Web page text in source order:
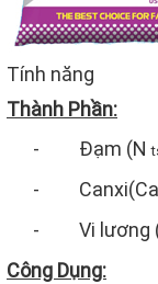
Tính năng
Thành Phần:
-
Đạm (N
-
-
Vi lương
Công Dụng: